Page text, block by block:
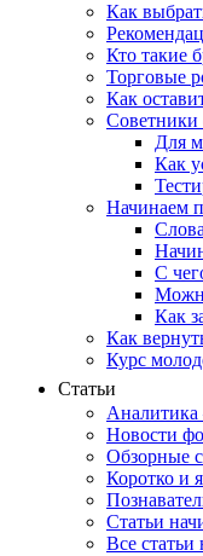
Как
Кто такие
Торговые
Как
Для
Как
Начинаем
С
Как
Как
Курс
Статьи
Новости
Обзорные
Коротко и
Статьи
Все статьи